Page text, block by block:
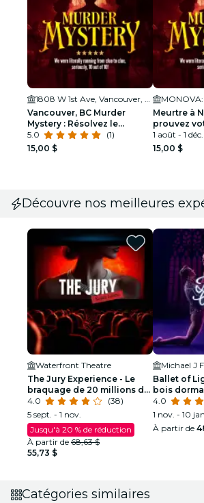
1808 W 1st Ave, Vancouver, BC V6J 0B3, Canada
Vancouver, BC Murder
Mystery : Résolvez le
meurtre !
5.0
(1)
15,00 $
Meurtre à
prouvez
1 août - 1 déc.
15,00 $
Découvre nos meilleures
Waterfront Theatre
The Jury Experience - Le
braquage de 20 millions de
dollars
4.0
(38)
5 sept. - 1 nov.
Jusqu'à 20 % de réduction
À partir de 68,63 $
55,73 $
Michael J
Ballet of
bois
spectacle
4.0
1 nov. - 10
À partir de
Catégories similaires